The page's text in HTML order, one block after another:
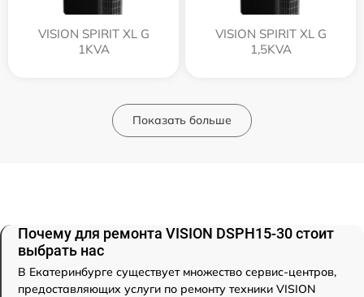
VISION SPIRIT XL G
1KVA
VISION SPIRIT XL G
1,5KVA
Показать больше
Почему для ремонта VISION DSPH15-30 стоит
выбрать нас
В Екатеринбурге существует множество сервис-центров,
предоставляющих услуги по ремонту техники VISION